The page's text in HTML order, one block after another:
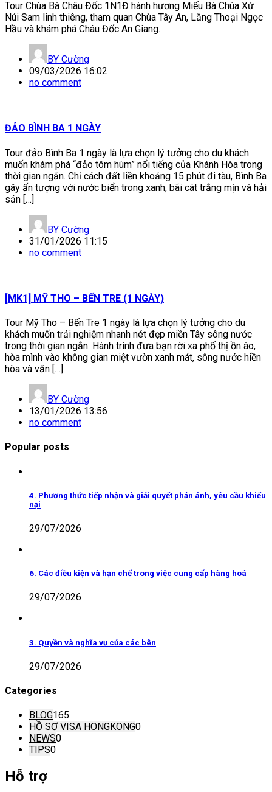
Tour Chùa Bà Châu Đốc 1N1Đ hành hương Miếu Bà Chúa Xứ
Núi Sam linh thiêng, tham quan Chùa Tây An, Lăng Thoại Ngọc
Hầu và khám phá Châu Đốc An Giang.
BY Cường
09/03/2026 16:02
no comment
ĐẢO BÌNH BA 1 NGÀY
Tour đảo Bình Ba 1 ngày là lựa chọn lý tưởng cho du khách
muốn khám phá “đảo tôm hùm” nổi tiếng của Khánh Hòa trong
thời gian ngắn. Chỉ cách đất liền khoảng 15 phút đi tàu, Bình Ba
gây ấn tượng với nước biển trong xanh, bãi cát trắng mịn và hải
sản […]
BY Cường
31/01/2026 11:15
no comment
[MK1] MỸ THO – BẾN TRE (1 NGÀY)
Tour Mỹ Tho – Bến Tre 1 ngày là lựa chọn lý tưởng cho du
khách muốn trải nghiệm nhanh nét đẹp miền Tây sông nước
trong thời gian ngắn. Hành trình đưa bạn rời xa phố thị ồn ào,
hòa mình vào không gian miệt vườn xanh mát, sông nước hiền
hòa và văn […]
BY Cường
13/01/2026 13:56
no comment
Popular posts
4. Phương thức tiếp nhận và giải quyết phản ánh, yêu cầu khiếu
nại
29/07/2026
6. Các điều kiện và hạn chế trong việc cung cấp hàng hoá
29/07/2026
3. Quyền và nghĩa vụ của các bên
29/07/2026
Categories
BLOG165
HỒ SƠ VISA HONGKONG0
NEWS0
TIPS0
Hỗ trợ